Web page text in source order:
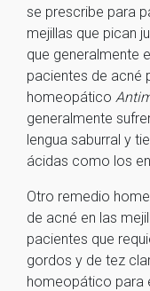
se prescribe para
mejillas que pican
que generalmente
pacientes de acné
homeopático
generalmente
lengua saburral y
ácidas como los
Otro remedio
de acné en las
pacientes que
gordos y de tez
homeopático para